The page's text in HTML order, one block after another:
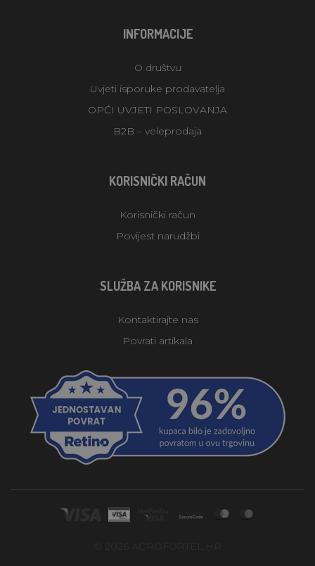
INFORMACIJE
O društvu
Uvjeti isporuke prodavatelja
OPĆI UVJETI POSLOVANJA
B2B – veleprodaja
KORISNIČKI RAČUN
Korisnički račun
Povijest narudžbi
SLUŽBA ZA KORISNIKE
Kontaktirajte nas
Povrati artikala